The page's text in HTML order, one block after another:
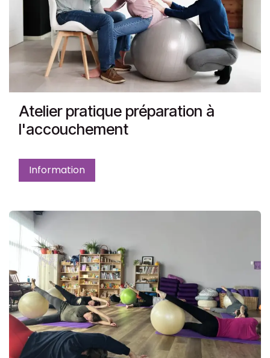
Atelier pratique préparation à
l'accouchement
Information